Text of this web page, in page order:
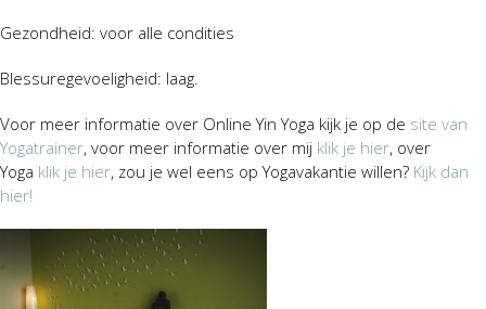
Gezondheid: voor alle condities
Blessuregevoeligheid: laag.
Voor meer informatie over Online Yin Yoga kijk je op de site van
Yogatrainer, voor meer informatie over mij klik je hier, over
Yoga klik je hier, zou je wel eens op Yogavakantie willen? Kijk dan
hier!